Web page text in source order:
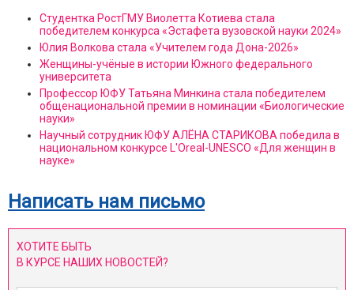
Студентка РостГМУ Виолетта Котиева стала
победителем конкурса «Эстафета вузовской науки 2024»
Юлия Волкова стала «Учителем года Дона-2026»
Женщины-учёные в истории Южного федерального
университета
Профессор ЮФУ Татьяна Минкина стала победителем
общенациональной премии в номинации «Биологические
науки»
Научный сотрудник ЮФУ АЛЁНА СТАРИКОВА победила в
национальном конкурсе L'Oreal-UNESCO «Для женщин в
науке»
Написать нам письмо
ХОТИТЕ БЫТЬ
В КУРСЕ НАШИХ НОВОСТЕЙ?